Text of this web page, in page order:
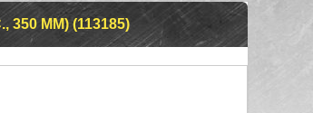
350 ММ) (113185)